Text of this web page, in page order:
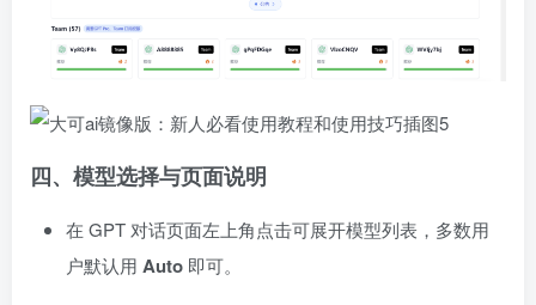
四、模型选择与页面说明
在 GPT 对话页面左上角点击可展开模型列表，多数用
户默认用 Auto 即可。